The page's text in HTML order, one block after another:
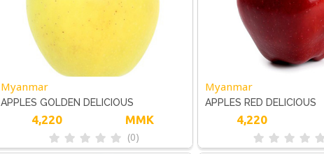
Myanmar
APPLES GOLDEN DELICIOUS
4,220 MMK
(0)
Myanmar
APPLES RED DELICIOUS
4,220